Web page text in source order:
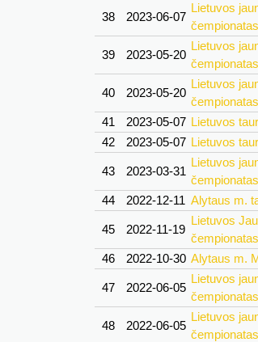
38 2023-06-07
Lietuvos
čempionatas
39 2023-05-20
Lietuvos
čempionatas
40 2023-05-20
Lietuvos
čempionatas
41 2023-05-07 Lietuvos
42
2023-05-07 Lietuvos
43 2023-03-31
Lietuvos
čempionatas
44 2022-12-11 Alytaus m.
45 2022-11-19
Lietuvos
čempionatas
46 2022-10-30 Alytaus m.
47 2022-06-05
Lietuvos
čempionatas
48 2022-06-05
Lietuvos
čempionatas